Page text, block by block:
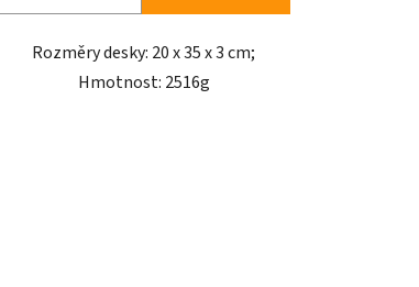
Rozměry desky: 20 x 35 x 3 cm;
Hmotnost: 2516g